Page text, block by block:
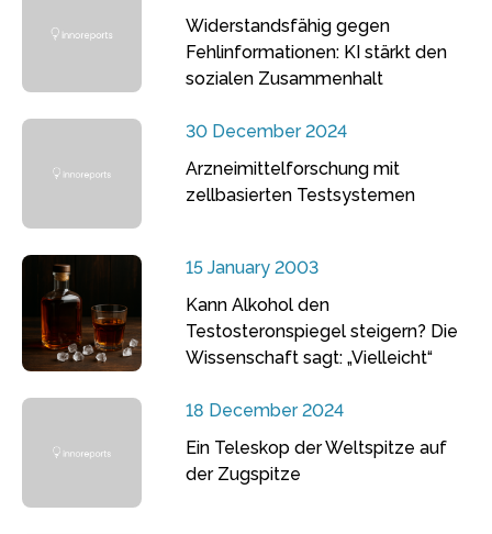
Widerstandsfähig gegen
Fehlinformationen: KI stärkt den
sozialen Zusammenhalt
30 December 2024
Arzneimittelforschung mit
zellbasierten Testsystemen
15 January 2003
Kann Alkohol den
Testosteronspiegel steigern? Die
Wissenschaft sagt: „Vielleicht“
18 December 2024
Ein Teleskop der Weltspitze auf
der Zugspitze